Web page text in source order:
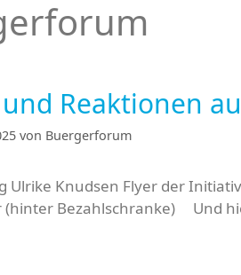
Reaktionen
von Buergerforum
Ulrike Knudsen Flyer der
(hinter Bezahlschranke) Und